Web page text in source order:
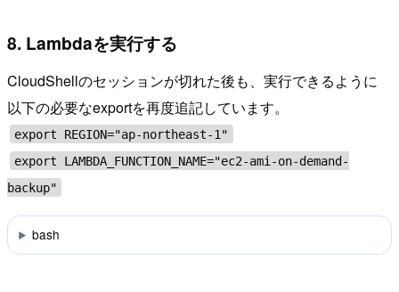
8. Lambdaを実行する
CloudShellのセッションが切れた後も、実行できるように
以下の必要なexportを再度追記しています。
export REGION="ap-northeast-1"
export LAMBDA_FUNCTION_NAME="ec2-ami-on-demand-
backup"
bash